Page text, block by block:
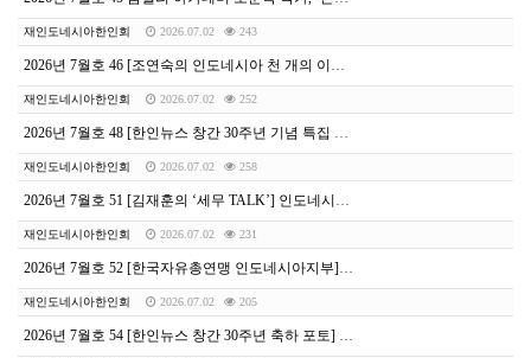
재인도네시아한인회 2026.07.02 243
2026년 7월호 46 [조연숙의 인도네시아 천 개의 이야기] 일하지 않아도 월급 받을 수도 있다고?
재인도네시아한인회 2026.07.02 252
2026년 7월호 48 [한인뉴스 창간 30주년 기념 특집 대담] 한인뉴스 30년, 기록의 가치와 나아갈 길
재인도네시아한인회 2026.07.02 258
2026년 7월호 51 [김재훈의 ‘세무 TALK’] 인도네시아 법인 연차보고서 제출 의무화
재인도네시아한인회 2026.07.02 231
2026년 7월호 52 [한국자유총연맹 인도네시아지부] 제76주년 6.25 전쟁 기념식 및 나라사랑 글짓기 시상식
재인도네시아한인회 2026.07.02 205
2026년 7월호 54 [한인뉴스 창간 30주년 축하 포토] 한인뉴스 창간 30주년을 진심으로 축하드립니다